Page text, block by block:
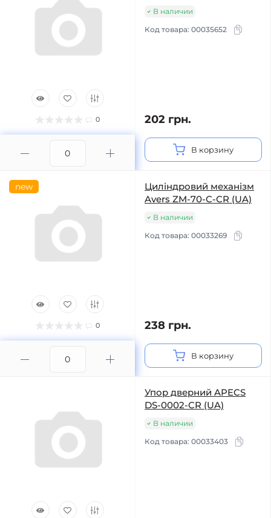
0
В наличии
Код товара: 00035652
202 грн.
В корзину
new
0
Циліндровий механізм
Avers ZM-70-C-CR (UA)
В наличии
Код товара: 00033269
238 грн.
В корзину
Упор дверний APECS
DS-0002-CR (UA)
В наличии
Код товара: 00033403